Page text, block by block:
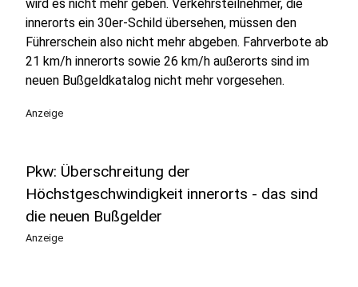
wird es nicht mehr geben. Verkehrsteilnehmer, die
innerorts ein 30er-Schild übersehen, müssen den
Führerschein also nicht mehr abgeben. Fahrverbote ab
21 km/h innerorts sowie 26 km/h außerorts sind im
neuen Bußgeldkatalog nicht mehr vorgesehen.
Anzeige
Pkw: Überschreitung der
Höchstgeschwindigkeit innerorts - das sind
die neuen Bußgelder
Anzeige